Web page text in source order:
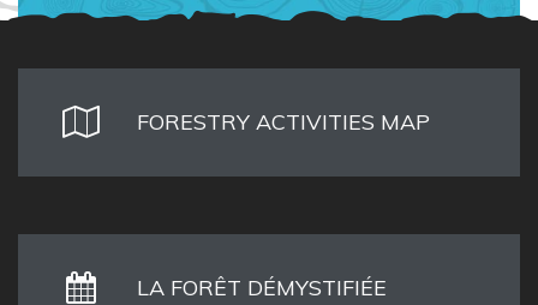
FORESTRY ACTIVITIES MAP
LA FORÊT DÉMYSTIFIÉE